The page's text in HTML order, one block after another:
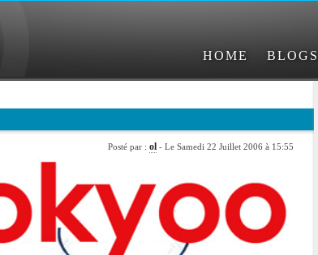
HOME BLOGS
Posté par : ol - Le Samedi 22 Juillet 2006 à 15:55